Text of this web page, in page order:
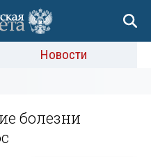
Новости
болезни